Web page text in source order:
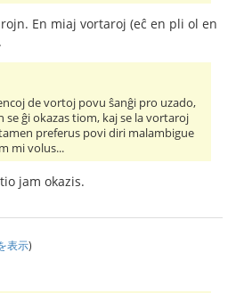
En miaj vortaroj (eĉ en pli ol en
de vortoj povu ŝanĝi pro uzado,
ĝi okazas tiom, kaj se la vortaroj
preferus povi diri malambigue
mi volus...
jam okazis.
表示)